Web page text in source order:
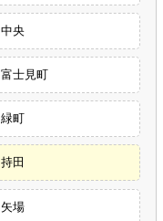
中央
富士見町
緑町
持田
矢場